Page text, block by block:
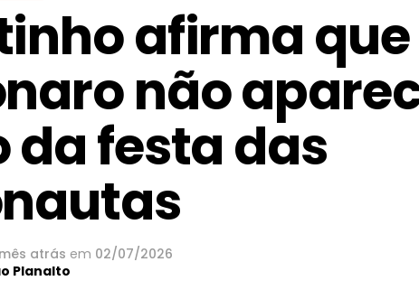
afirma
não
da festa das
atrás em 02/07/2026
Planalto